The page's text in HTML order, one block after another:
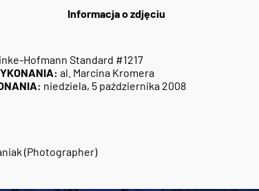
Informacja o zdjęciu
Hofmann Standard #1217
al. Marcina Kromera
niedziela, 5 października 2008
(Photographer)